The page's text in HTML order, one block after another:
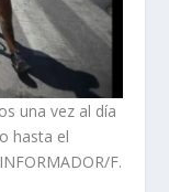
una vez al día
hasta el
F.